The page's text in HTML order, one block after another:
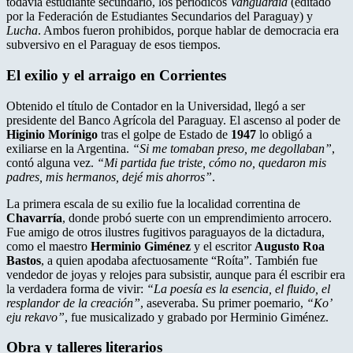
por la Federación de Estudiantes Secundarios del Paraguay) y
Lucha. Ambos fueron prohibidos, porque hablar de democracia era
subversivo en el Paraguay de esos tiempos.
El exilio y el arraigo en Corrientes
Obtenido el título de Contador en la Universidad, llegó a ser
presidente del Banco Agrícola del Paraguay. El ascenso al poder de
Higinio Morínigo tras el golpe de Estado de 1947 lo obligó a
exiliarse en la Argentina. “Si me tomaban preso, me degollaban”,
contó alguna vez. “Mi partida fue triste, cómo no, quedaron mis
padres, mis hermanos, dejé mis ahorros”.
La primera escala de su exilio fue la localidad correntina de
Chavarría, donde probó suerte con un emprendimiento arrocero.
Fue amigo de otros ilustres fugitivos paraguayos de la dictadura,
como el maestro Herminio Giménez y el escritor Augusto Roa
Bastos, a quien apodaba afectuosamente “Roíta”. También fue
vendedor de joyas y relojes para subsistir, aunque para él escribir era
la verdadera forma de vivir: “La poesía es la esencia, el fluido, el
resplandor de la creación”, aseveraba. Su primer poemario, “Ko’
eju rekavo”, fue musicalizado y grabado por Herminio Giménez.
Obra y talleres literarios